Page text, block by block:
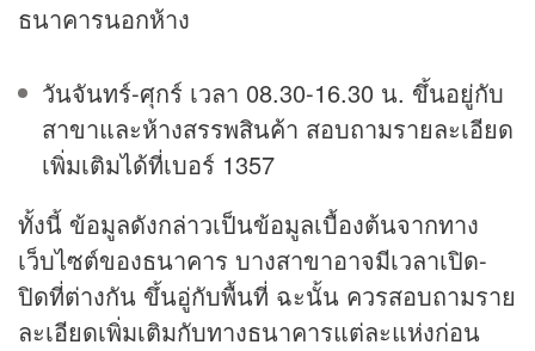
ธนาคารนอกห้าง
วันจันทร์-ศุกร์ เวลา 08.30-16.30 น. ขึ้นอยู่กับ
สาขาและห้างสรรพสินค้า สอบถามรายละเอียด
เพิ่มเติมได้ที่เบอร์ 1357
ทั้งนี้ ข้อมูลดังกล่าวเป็นข้อมูลเบื้องต้นจากทาง
เว็บไซต์ของธนาคาร บางสาขาอาจมีเวลาเปิด-
ปิดที่ต่างกัน ขึ้นอู่กับพื้นที่ ฉะนั้น ควรสอบถามราย
ละเอียดเพิ่มเติมกับทางธนาคารแต่ละแห่งก่อน